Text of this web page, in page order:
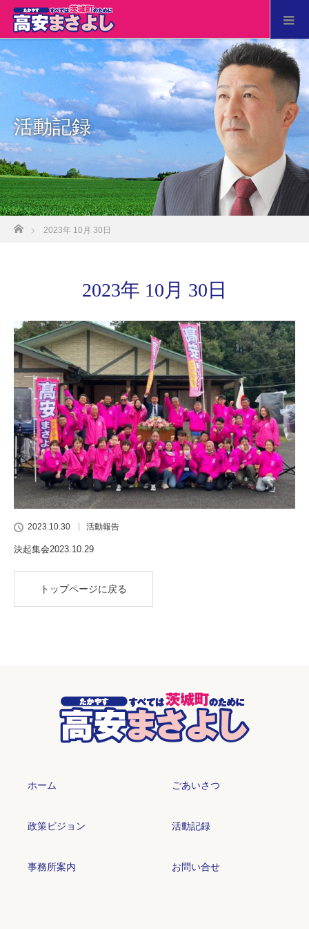
活動記録
ホーム
2023年 10月 30日
2023年 10月 30日
2023.10.30 活動報告
決起集会2023.10.29
トップページに戻る
ホーム ごあいさつ
政策ビジョン 活動記録
事務所案内 お問い合せ